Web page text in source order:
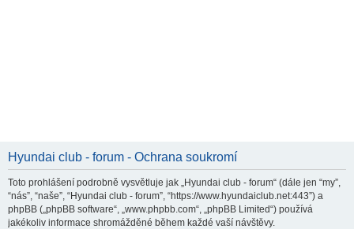
Hyundai club - forum - Ochrana soukromí
Toto prohlášení podrobně vysvětluje jak „Hyundai club - forum“ (dále jen “my”,
“nás”, “naše”, “Hyundai club - forum”, “https://www.hyundaiclub.net:443”) a
phpBB („phpBB software“, „www.phpbb.com“, „phpBB Limited“) používá
jakékoliv informace shromážděné během každé vaší návštěvy.